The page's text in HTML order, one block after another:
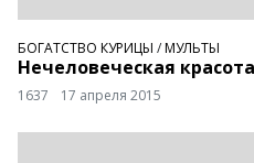
БОГАТСТВО КУРИЦЫ /МУЛЬТЫ
Нечеловеческая
1637 17 апреля 2015